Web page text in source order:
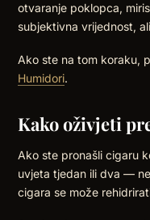
otvaranje poklopca,
subjektivna vrijednost,
Ako ste na tom koraku,
Humidori.
Kako oživjeti
Ako ste pronašli cigaru
uvjeta tjedan ili dva —
cigara se može